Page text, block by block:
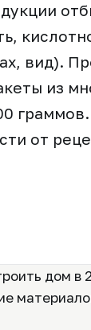
вид).
из
от